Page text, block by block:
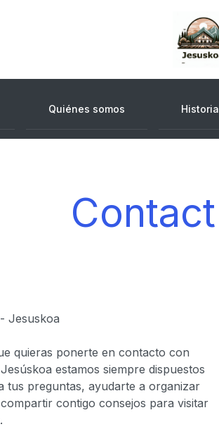
Quiénes somos Historia
Contact
Jesuskoa
quieras ponerte en contacto con
estamos siempre dispuestos
tus preguntas, ayudarte a organizar
contigo consejos para visitar